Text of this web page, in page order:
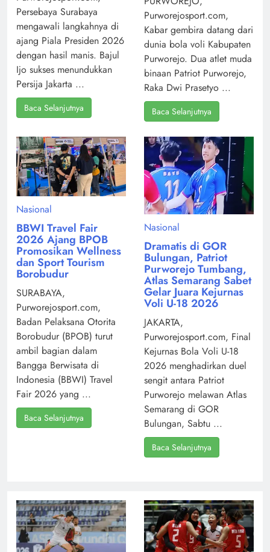
Persebaya Surabaya
mengawali langkahnya di
ajang Piala Presiden 2026
dengan hasil manis. Bajul
Ijo sukses menundukkan
Persija Jakarta ...
Baca Selanjutnya
Purworejosport.com,
Kabar gembira datang dari
dunia bola voli Kabupaten
Purworejo. Dua atlet muda
binaan Patriot Purworejo,
Raka Dwi Prasetyo ...
Baca Selanjutnya
Nasional
BBWI Travel Fair
2026 Ajang BPOB
Promosikan Wellness
dan Sport Tourism
Borobudur
SURABAYA,
Purworejosport.com,
Badan Pelaksana Otorita
Borobudur (BPOB) turut
ambil bagian dalam
Bangga Berwisata di
Indonesia (BBWI) Travel
Fair 2026 yang ...
Baca Selanjutnya
Nasional
Dramatis di GOR
Bulungan, Patriot
Purworejo Tumbang,
Atlas Semarang Sabet
Gelar Juara Kejurnas
Voli U-18 2026
JAKARTA,
Purworejosport.com, Final
Kejurnas Bola Voli U-18
2026 menghadirkan duel
sengit antara Patriot
Purworejo melawan Atlas
Semarang di GOR
Bulungan, Sabtu ...
Baca Selanjutnya